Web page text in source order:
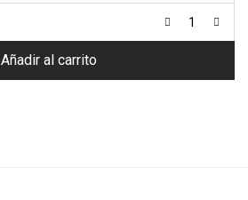
Añadir al carrito